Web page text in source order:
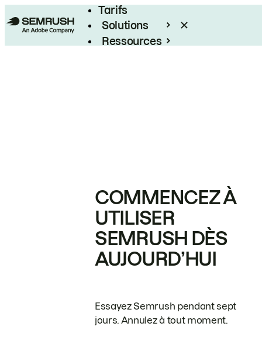
Tarifs
Solutions
Ressources
COMMENCEZ À
UTILISER
SEMRUSH DÈS
AUJOURD’HUI
Essayez Semrush pendant sept
jours. Annulez à tout moment.